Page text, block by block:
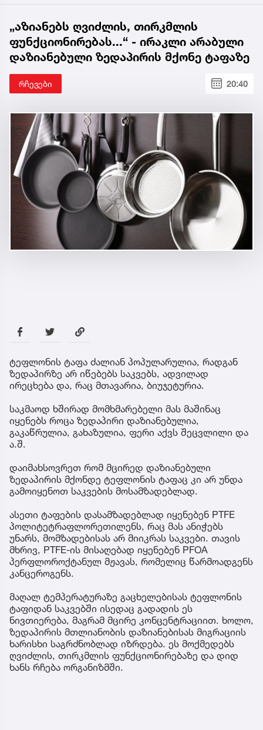
„აზიანებს ღვიძლის, თირკმლის
ფუნქციონირებას...“ - ირაკლი არაბული
დაზიანებული ზედაპირის მქონე ტაფაზე
რჩევები 20:40
ტეფლონის ტაფა ძალიან პოპულარულია, რადგან
ზედაპირზე არ იწებებს საკვებს, ადვილად
ირეცხება და, რაც მთავარია, ბიუჯეტურია.
საკმაოდ ხშირად მომხმარებელი მას მაშინაც
იყენებს როცა ზედაპირი დაზიანებულია,
გაკაწრულია, გახაზულია, ფერი აქვს შეცვლილი და
ა.შ.
დაიმახსოვრეთ რომ მცირედ დაზიანებული
ზედაპირის მქონდე ტეფლონის ტაფაც კი არ უნდა
გამოიყენოთ საკვების მოსამზადებლად.
ასეთი ტაფების დასამზადებლად იყენებენ PTFE
პოლიტეტრაფლორეთილენს, რაც მას ანიჭებს
უნარს, მომზადებისას არ მიიკრას საკვები. თავის
მხრივ, PTFE-ის მისაღებად იყენებენ PFOA
პერფლოროქტანულ მჟავას, რომელიც წარმოადგენს
კანცეროგენს.
მაღალ ტემპერატურაზე გაცხელებისას ტეფლონის
ტაფიდან საკვებში ისედაც გადადის ეს
ნივთიერება, მაგრამ მცირე კონცენტრაციით. ხოლო,
ზედაპირის მთლიანობის დაზიანებისას მიგრაციის
ხარისხი საგრძნობლად იზრდება. ეს მოქმედებს
ღვიძლის, თირკმლის ფუნქციონირებაზე და დიდ
ხანს რჩება ორგანიზმში.